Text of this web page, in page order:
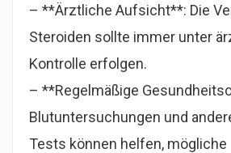
– **Ärztliche Aufsicht**: Die
Steroiden sollte immer unter
Kontrolle erfolgen.
– **Regelmäßige
Blutuntersuchungen und
Tests können helfen, mögliche